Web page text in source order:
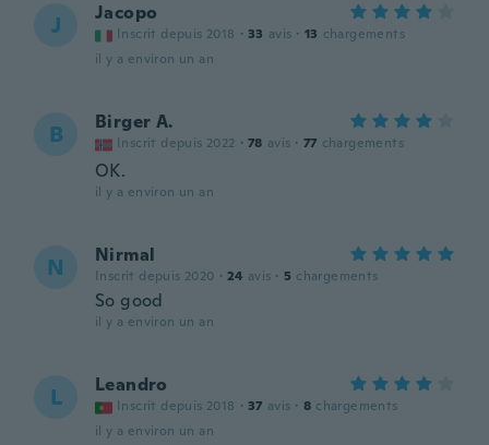
J Jacopo
Inscrit depuis 2018 · 33 avis · 13 chargements
il y a environ un an
B Birger A.
Inscrit depuis 2022 · 78 avis · 77 chargements
OK.
il y a environ un an
N Nirmal
Inscrit depuis 2020 · 24 avis · 5 chargements
So good
il y a environ un an
L Leandro
Inscrit depuis 2018 · 37 avis · 8 chargements
il y a environ un an